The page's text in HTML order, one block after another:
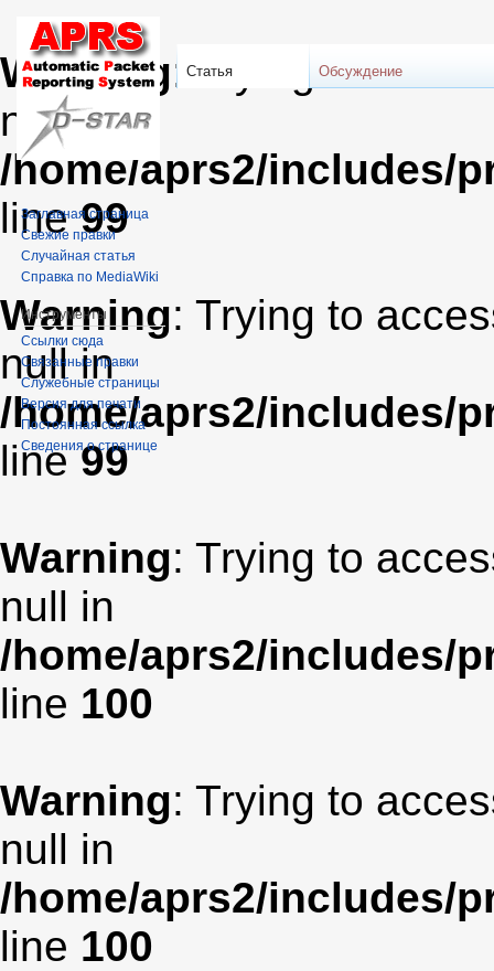
Warning: Trying to
null in
/home/aprs2/includes/
line99
Warning: Trying to
null in
/home/aprs2/includes/
line99
Warning: Trying to
null in
/home/aprs2/includes/
line 100
Warning: Trying to
null in
/home/aprs2/includes/
line 100
Статья Обсуждение
Заглавная страница
Свежие правки
Случайная статья
Справка по MediaWiki
Инструменты
Ссылки сюда
Связанные правки
Служебные страницы
Версия для печати
Постоянная ссылка
Сведения о странице